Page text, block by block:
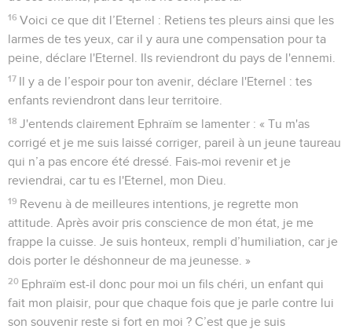
16 Voici ce que dit l’Eternel : Retiens tes pleurs ainsi que les
larmes de tes yeux, car il y aura une compensation pour ta
peine, déclare l'Eternel. Ils reviendront du pays de l'ennemi.
17 Il y a de l’espoir pour ton avenir, déclare l'Eternel : tes
enfants reviendront dans leur territoire.
18 J'entends clairement Ephraïm se lamenter : « Tu m'as
corrigé et je me suis laissé corriger, pareil à un jeune taureau
qui n’a pas encore été dressé. Fais-moi revenir et je
reviendrai, car tu es l'Eternel, mon Dieu.
19 Revenu à de meilleures intentions, je regrette mon
attitude. Après avoir pris conscience de mon état, je me
frappe la cuisse. Je suis honteux, rempli d’humiliation, car je
dois porter le déshonneur de ma jeunesse. »
20 Ephraïm est-il donc pour moi un fils chéri, un enfant qui
fait mon plaisir, pour que chaque fois que je parle contre lui
son souvenir reste si fort en moi ? C’est que je suis